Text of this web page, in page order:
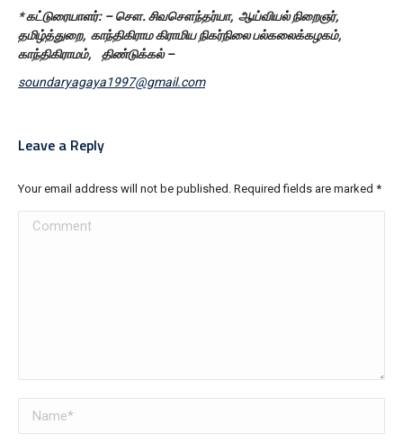
* கட்டுரையாளர்: – சௌ. சிவசௌந்தர்யா, ஆய்வியல் நிறைஞர்,
தமிழ்த்துறை, காந்திகிராம கிராமிய நிகர்நிலை பல்கலைக்கழகம்,
காந்திகிராமம், திண்டுக்கல் –
soundaryagaya1997@gmail.com
Leave a Reply
Your email address will not be published. Required fields are marked *
Comment